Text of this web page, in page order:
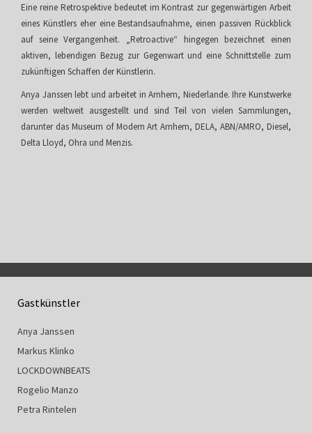
Eine reine Retrospektive bedeutet im Kontrast zur gegenwärtigen Arbeit
eines Künstlers eher eine Bestandsaufnahme, einen passiven Rückblick
auf seine Vergangenheit. „Retroactive“ hingegen bezeichnet einen
aktiven, lebendigen Bezug zur Gegenwart und eine Schnittstelle zum
zukünftigen Schaffen der Künstlerin.
Anya Janssen lebt und arbeitet in Arnhem, Niederlande. Ihre Kunstwerke
werden weltweit ausgestellt und sind Teil von vielen Sammlungen,
darunter das Museum of Modern Art Arnhem, DELA, ABN/AMRO, Diesel,
Delta Lloyd, Ohra und Menzis.
Gastkünstler
Anya Janssen
Markus Klinko
LOCKDOWNBEATS
Rogelio Manzo
Petra Rintelen